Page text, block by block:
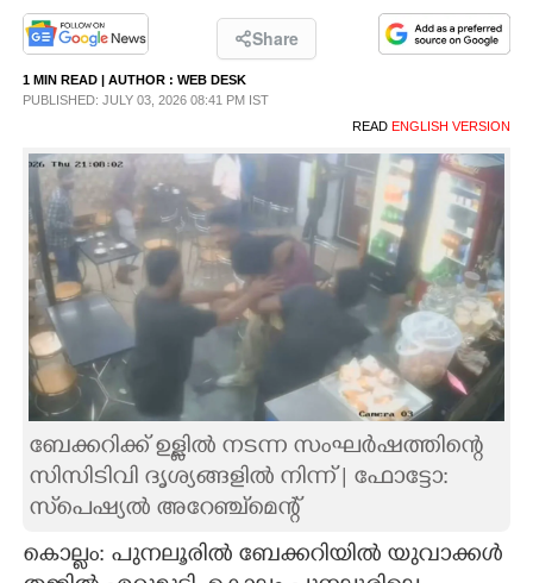
PHOTOS
LIFESTYLE
SPIRITUAL
INFO+
ART
ASTRO
CARTOONS
LITERATURE
Share
1 MIN READ | AUTHOR : WEB DESK
PUBLISHED: JULY 03, 2026 08:41 PM IST
READ ENGLISH VERSION
ബേക്കറിക്ക് ഉള്ളില്‍ നടന്ന സംഘര്‍ഷത്തിന്റെ
സിസിടിവി ദൃശ്യങ്ങളില്‍ നിന്ന് | ഫോട്ടോ:
സ്‌പെഷ്യല്‍ അറേഞ്ച്‌മെന്റ്‌
കൊല്ലം: പുനലൂരില്‍ ബേക്കറിയില്‍ യുവാക്കള്‍